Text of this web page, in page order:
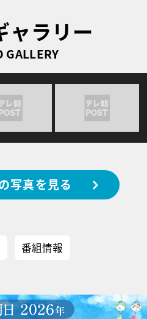
ャラリー
GALLERY
写真を見る
番組情報